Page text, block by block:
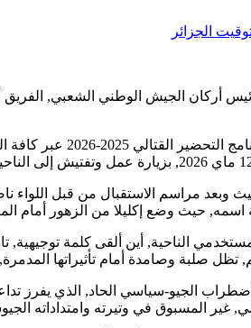
أركان الجيش الوطني الشعبي, الفريق
وأوضح ذات
وبعد مراسم الاستقبال من قبل
حيث وضع إكليلا من الزهور أمام
الناحية, أين ألقى كلمة توجيهية,
تظل صلبة وصامدة أمام تأثيراتها
الجيو-سياسي الحاد, الذي
غير المسبوق في وتيرته وامتداداته